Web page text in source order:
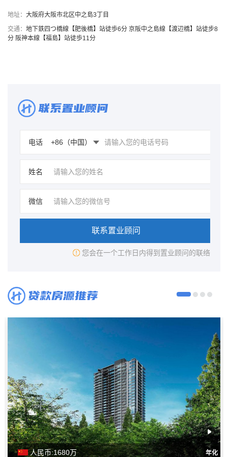
地址： 大阪府大阪市北区中之島3丁目
交通： 地下鉄四つ橋線【肥後橋】站徒歩6分 京阪中之島線【渡辺橋】站徒步8
分 阪神本線【福島】站徒歩11分
联系置业顾问
电话
姓名
微信
联系置业顾问
您会在一个工作日内得到置业顾问的联络
贷款房源推荐
人民币:1680万 年化